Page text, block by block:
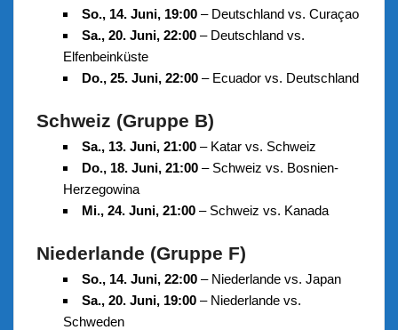
So., 14. Juni, 19:00 – Deutschland vs. Curaçao
Sa., 20. Juni, 22:00 – Deutschland vs.
Elfenbeinküste
Do., 25. Juni, 22:00 – Ecuador vs. Deutschland
Schweiz (Gruppe B)
Sa., 13. Juni, 21:00 – Katar vs. Schweiz
Do., 18. Juni, 21:00 – Schweiz vs. Bosnien-
Herzegowina
Mi., 24. Juni, 21:00 – Schweiz vs. Kanada
Niederlande (Gruppe F)
So., 14. Juni, 22:00 – Niederlande vs. Japan
Sa., 20. Juni, 19:00 – Niederlande vs.
Schweden